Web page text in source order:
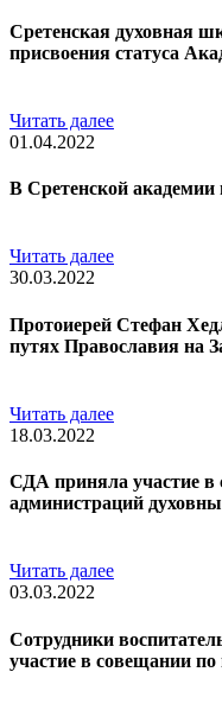
Сретенская духовная
присвоения статуса
Читать далее
01.04.2022
В Сретенской академии
Читать далее
30.03.2022
Протоиерей Стефан
путях Православия на
Читать далее
18.03.2022
СДА приняла участие в
администраций
Читать далее
03.03.2022
Сотрудники
участие в совещании по